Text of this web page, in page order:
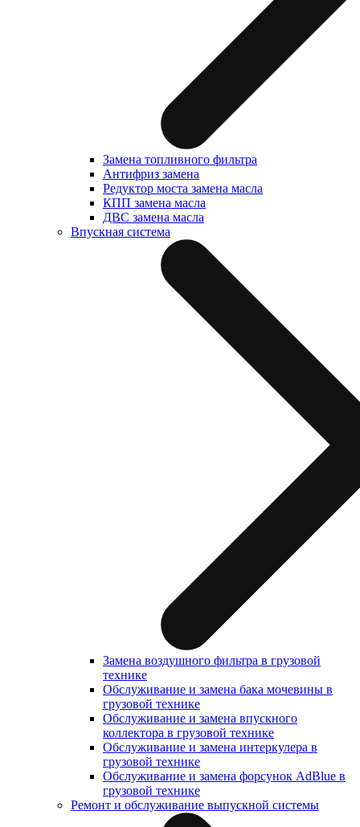
Замена топливного фильтра
Антифриз замена
Редуктор моста замена масла
КПП замена масла
ДВС замена масла
Впускная система
Замена воздушного фильтра в грузовой
технике
Обслуживание и замена бака мочевины в
грузовой технике
Обслуживание и замена впускного
коллектора в грузовой технике
Обслуживание и замена интеркулера в
грузовой технике
Обслуживание и замена форсунок AdBlue в
грузовой технике
Ремонт и обслуживание выпускной системы